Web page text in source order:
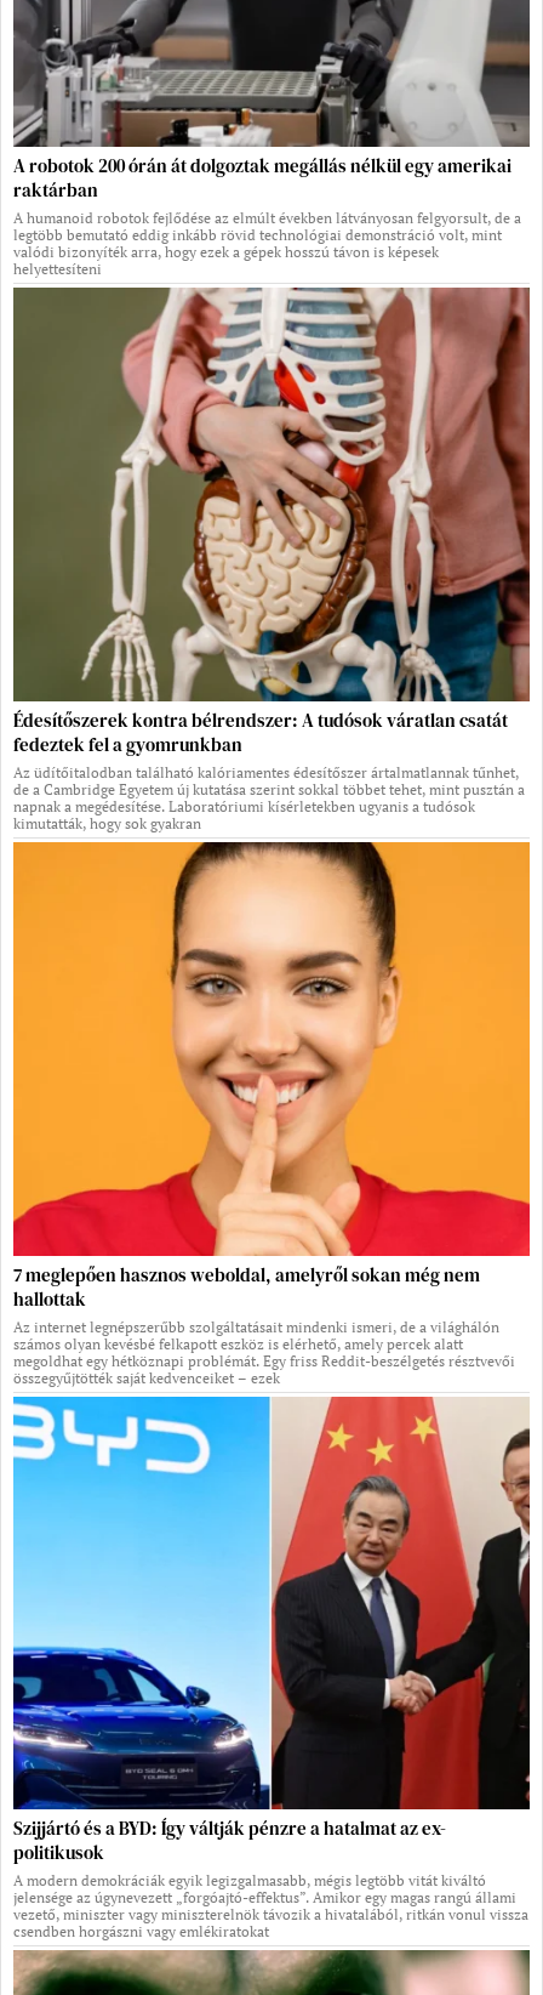
A robotok 200 órán át dolgoztak megállás nélkül egy amerikai
raktárban
A humanoid robotok fejlődése az elmúlt években látványosan felgyorsult, de a
legtöbb bemutató eddig inkább rövid technológiai demonstráció volt, mint
valódi bizonyíték arra, hogy ezek a gépek hosszú távon is képesek
helyettesíteni
Édesítőszerek kontra bélrendszer: A tudósok váratlan csatát
fedeztek fel a gyomrunkban
Az üdítőitalodban található kalóriamentes édesítőszer ártalmatlannak tűnhet,
de a Cambridge Egyetem új kutatása szerint sokkal többet tehet, mint pusztán a
napnak a megédesítése. Laboratóriumi kísérletekben ugyanis a tudósok
kimutatták, hogy sok gyakran
7 meglepően hasznos weboldal, amelyről sokan még nem
hallottak
Az internet legnépszerűbb szolgáltatásait mindenki ismeri, de a világhálón
számos olyan kevésbé felkapott eszköz is elérhető, amely percek alatt
megoldhat egy hétköznapi problémát. Egy friss Reddit-beszélgetés résztvevői
összegyűjtötték saját kedvenceiket – ezek
Szijjártó és a BYD: Így váltják pénzre a hatalmat az ex-
politikusok
A modern demokráciák egyik legizgalmasabb, mégis legtöbb vitát kiváltó
jelensége az úgynevezett „forgóajtó-effektus”. Amikor egy magas rangú állami
vezető, miniszter vagy miniszterelnök távozik a hivatalából, ritkán vonul vissza
csendben horgászni vagy emlékiratokat